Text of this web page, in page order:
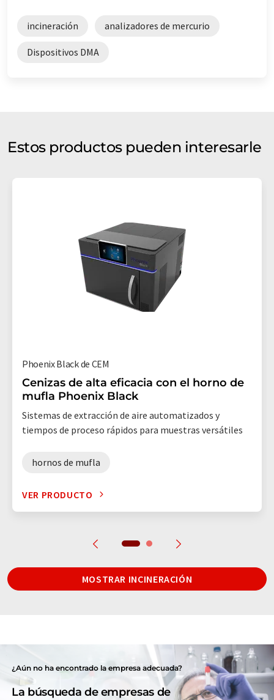
incineración analizadores de mercurio
Dispositivos DMA
Estos productos pueden interesarle
Phoenix Black de CEM
Cenizas de alta eficacia con el horno de
mufla Phoenix Black
Sistemas de extracción de aire automatizados y
tiempos de proceso rápidos para muestras versátiles
hornos de mufla
VER PRODUCTO
MOSTRAR INCINERACIÓN
¿Aún no ha encontrado la empresa adecuada?
La búsqueda de empresas de